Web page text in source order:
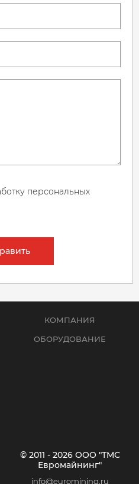
персональных
КОМПАНИЯ
ОБОРУДОВАНИЕ
© 2011 - 2026 ООО "ТМС
Евромайнинг"
info@euromining.ru